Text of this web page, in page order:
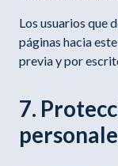
Los usuarios que
páginas hacia
previa y por
7.